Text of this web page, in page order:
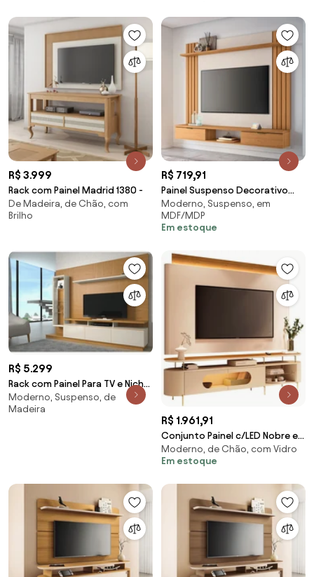
R$ 3.999
Rack com Painel Madrid 1380 -
De Madeira, de Chão, com
Brilho
R$ 719,91
Painel Suspenso Decorativo
Doss TV até 70 Pol Ripado
MDP/MDF Cinamomo/Off
White G26 - Gran Belo
Moderno, Suspenso, em
MDF/MDP
Em estoque
R$ 5.299
Rack com Painel Para TV e Nicho
Atalaia Beach
Moderno, Suspenso, de
Madeira
R$ 1.961,91
Conjunto Painel c/LED Nobre e
Bancada Ária TV até 85
Polegadas Off
Móveis
Moderno, de Chão, com Vidro
Em estoque